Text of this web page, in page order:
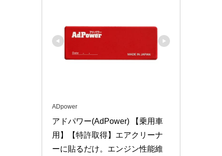
ADpower
アドパワー(AdPower) 【乗用車
用】【特許取得】エアクリーナ
ーに貼るだけ。エンジン性能維